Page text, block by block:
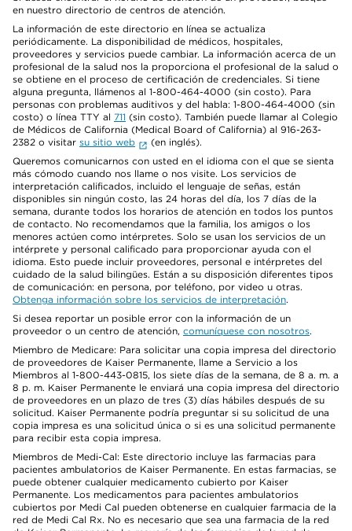
en nuestro directorio de centros de atención.
La información de este directorio en línea se actualiza
periódicamente. La disponibilidad de médicos, hospitales,
proveedores y servicios puede cambiar. La información acerca de un
profesional de la salud nos la proporciona el profesional de la salud o
se obtiene en el proceso de certificación de credenciales. Si tiene
alguna pregunta, llámenos al 1-800-464-4000 (sin costo). Para
personas con problemas auditivos y del habla: 1-800-464-4000 (sin
costo) o línea TTY al 711 (sin costo). También puede llamar al Colegio
de Médicos de California (Medical Board of California) al 916-263-
2382 o visitar su sitio web
(en inglés).
Queremos comunicarnos con usted en el idioma con el que se sienta
más cómodo cuando nos llame o nos visite. Los servicios de
interpretación calificados, incluido el lenguaje de señas, están
disponibles sin ningún costo, las 24 horas del día, los 7 días de la
semana, durante todos los horarios de atención en todos los puntos
de contacto. No recomendamos que la familia, los amigos o los
menores actúen como intérpretes. Solo se usan los servicios de un
intérprete y personal calificado para proporcionar ayuda con el
idioma. Esto puede incluir proveedores, personal e intérpretes del
cuidado de la salud bilingües. Están a su disposición diferentes tipos
de comunicación: en persona, por teléfono, por video u otras.
Obtenga información sobre los servicios de interpretación.
Si desea reportar un posible error con la información de un
proveedor o un centro de atención, comuníquese con nosotros.
Miembro de Medicare: Para solicitar una copia impresa del directorio
de proveedores de Kaiser Permanente, llame a Servicio a los
Miembros al 1-800-443-0815, los siete días de la semana, de 8 a. m. a
8 p. m. Kaiser Permanente le enviará una copia impresa del directorio
de proveedores en un plazo de tres (3) días hábiles después de su
solicitud. Kaiser Permanente podría preguntar si su solicitud de una
copia impresa es una solicitud única o si es una solicitud permanente
para recibir esta copia impresa.
Miembros de Medi-Cal: Este directorio incluye las farmacias para
pacientes ambulatorios de Kaiser Permanente. En estas farmacias, se
puede obtener cualquier medicamento cubierto por Kaiser
Permanente. Los medicamentos para pacientes ambulatorios
cubiertos por Medi Cal pueden obtenerse en cualquier farmacia de la
red de Medi Cal Rx. No es necesario que sea una farmacia de la red